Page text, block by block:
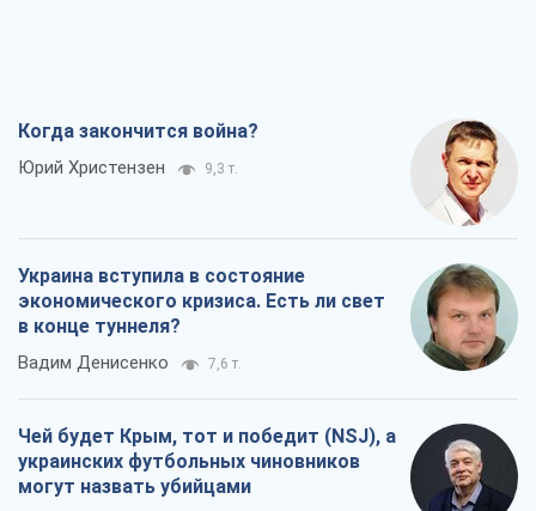
Когда закончится война?
Юрий Христензен 9,3 т.
Украина вступила в состояние
экономического кризиса. Есть ли свет
в конце туннеля?
Вадим Денисенко 7,6 т.
Чей будет Крым, тот и победит (NSJ), а
украинских футбольных чиновников
могут назвать убийцами